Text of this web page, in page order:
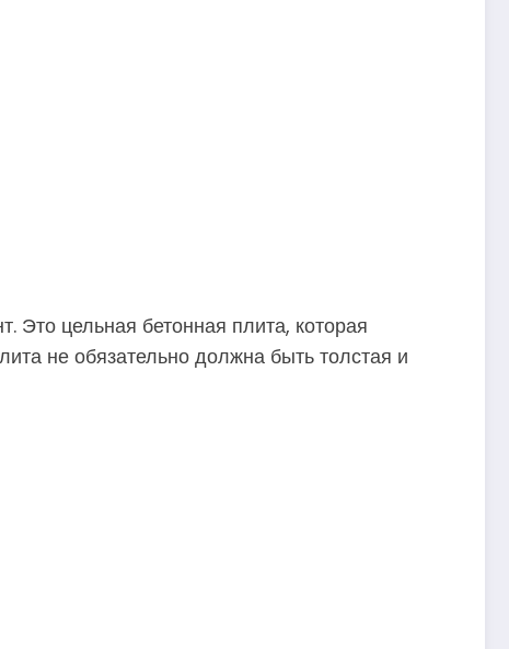
Это цельная бетонная плита, которая
не обязательно должна быть толстая и